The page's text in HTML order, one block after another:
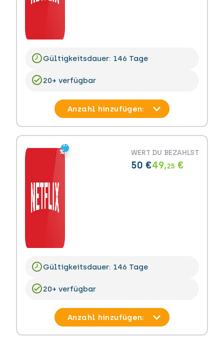
Gültigkeitsdauer: 146 Tage
20+ verfügbar
-1,5
%
-1,5
%
WERT
50 €
DU BEZAHLST
49,25 €
Gültigkeitsdauer: 146 Tage
20+ verfügbar